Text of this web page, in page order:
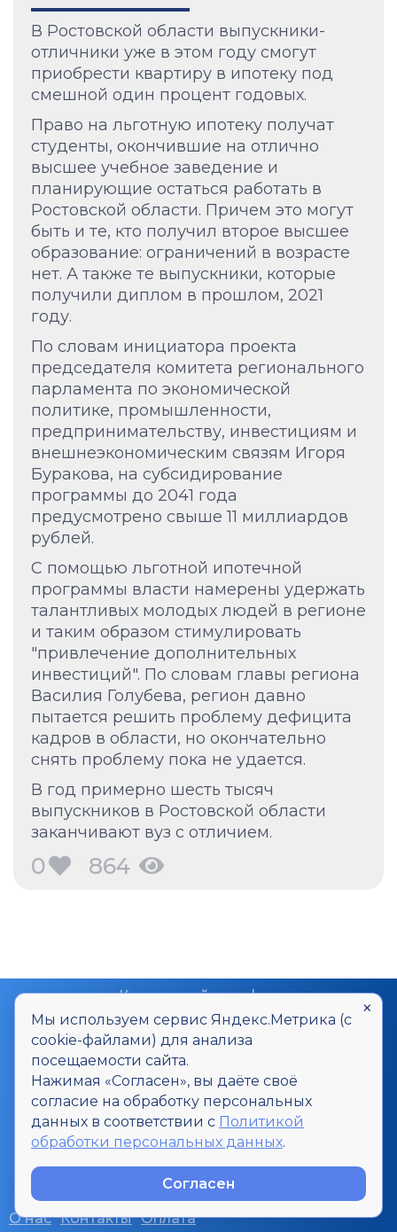
В Ростовской области выпускники-
отличники уже в этом году смогут
приобрести квартиру в ипотеку под
смешной один процент годовых.
Право на льготную ипотеку получат
студенты, окончившие на отлично
высшее учебное заведение и
планирующие остаться работать в
Ростовской области. Причем это могут
быть и те, кто получил второе высшее
образование: ограничений в возрасте
нет. А также те выпускники, которые
получили диплом в прошлом, 2021
году.
По словам инициатора проекта
председателя комитета регионального
парламента по экономической
политике, промышленности,
предпринимательству, инвестициям и
внешнеэкономическим связям Игоря
Буракова, на субсидирование
программы до 2041 года
предусмотрено свыше 11 миллиардов
рублей.
С помощью льготной ипотечной
программы власти намерены удержать
талантливых молодых людей в регионе
и таким образом стимулировать
"привлечение дополнительных
инвестиций". По словам главы региона
Василия Голубева, регион давно
пытается решить проблему дефицита
кадров в области, но окончательно
снять проблему пока не удается.
В год примерно шесть тысяч
выпускников в Ростовской области
заканчивают вуз с отличием.
0 864
×
Мы используем сервис Яндекс.Метрика (с
cookie-файлами) для анализа
посещаемости сайта.
Нажимая «Согласен», вы даёте своё
согласие на обработку персональных
данных в соответствии с Политикой
обработки персональных данных.
Согласен
Контактный телефон
8-800-700-20-06
Контактный E-mail
smi@u-inf.ru
Все интересующие вопросы Вы
можете задать через форму
Задать вопрос
О нас Контакты Оплата